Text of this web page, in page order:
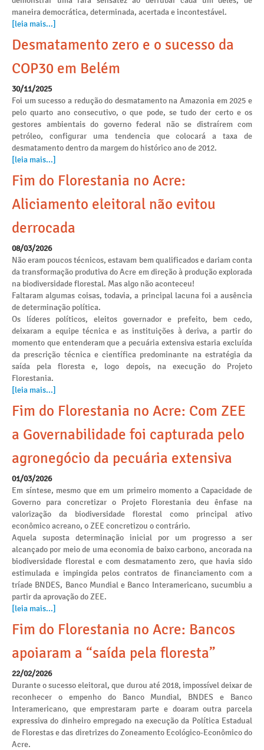
maneira democrática, determinada, acertada e incontestável.
[leia mais...]
Desmatamento zero e o sucesso da
COP30 em Belém
30/11/2025
Foi um sucesso a redução do desmatamento na Amazonia em 2025 e
pelo quarto ano consecutivo, o que pode, se tudo der certo e os
gestores ambientais do governo federal não se distraírem com
petróleo, configurar uma tendencia que colocará a taxa de
desmatamento dentro da margem do histórico ano de 2012.
[leia mais...]
Fim do Florestania no Acre:
Aliciamento eleitoral não evitou
derrocada
08/03/2026
Não eram poucos técnicos, estavam bem qualificados e dariam conta
da transformação produtiva do Acre em direção à produção explorada
na biodiversidade florestal. Mas algo não aconteceu!
Faltaram algumas coisas, todavia, a principal lacuna foi a ausência
de determinação política.
Os líderes políticos, eleitos governador e prefeito, bem cedo,
deixaram a equipe técnica e as instituições à deriva, a partir do
momento que entenderam que a pecuária extensiva estaria excluída
da prescrição técnica e científica predominante na estratégia da
saída pela floresta e, logo depois, na execução do Projeto
Florestania.
[leia mais...]
Fim do Florestania no Acre: Com ZEE
a Governabilidade foi capturada pelo
agronegócio da pecuária extensiva
01/03/2026
Em síntese, mesmo que em um primeiro momento a Capacidade de
Governo para concretizar o Projeto Florestania deu ênfase na
valorização da biodiversidade florestal como principal ativo
econômico acreano, o ZEE concretizou o contrário.
Aquela suposta determinação inicial por um progresso a ser
alcançado por meio de uma economia de baixo carbono, ancorada na
biodiversidade florestal e com desmatamento zero, que havia sido
estimulada e impingida pelos contratos de financiamento com a
tríade BNDES, Banco Mundial e Banco Interamericano, sucumbiu a
partir da aprovação do ZEE.
[leia mais...]
Fim do Florestania no Acre: Bancos
apoiaram a “saída pela floresta”
22/02/2026
Durante o sucesso eleitoral, que durou até 2018, impossível deixar de
reconhecer o empenho do Banco Mundial, BNDES e Banco
Interamericano, que emprestaram parte e doaram outra parcela
expressiva do dinheiro empregado na execução da Política Estadual
de Florestas e das diretrizes do Zoneamento Ecológico-Econômico do
Acre.